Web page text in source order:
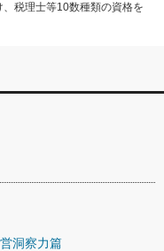
税理士等10数種類の資格を
洞察力篇